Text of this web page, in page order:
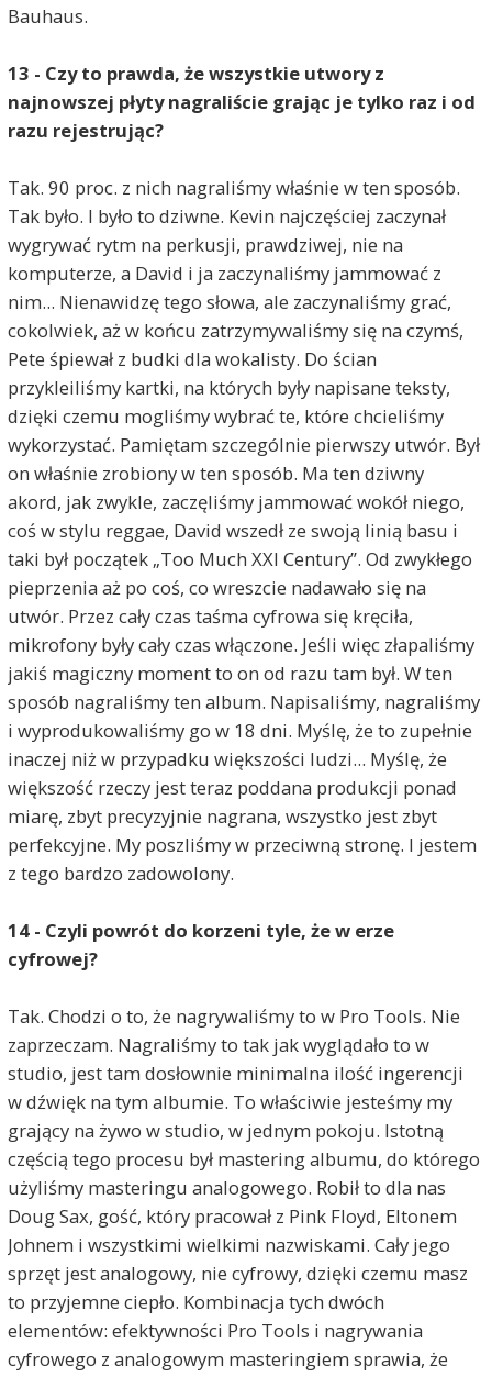
Bauhaus.
13 - Czy to prawda, że wszystkie utwory z
najnowszej płyty nagraliście grając je tylko raz i od
razu rejestrując?
Tak. 90 proc. z nich nagraliśmy właśnie w ten sposób.
Tak było. I było to dziwne. Kevin najczęściej zaczynał
wygrywać rytm na perkusji, prawdziwej, nie na
komputerze, a David i ja zaczynaliśmy jammować z
nim... Nienawidzę tego słowa, ale zaczynaliśmy grać,
cokolwiek, aż w końcu zatrzymywaliśmy się na czymś,
Pete śpiewał z budki dla wokalisty. Do ścian
przykleiliśmy kartki, na których były napisane teksty,
dzięki czemu mogliśmy wybrać te, które chcieliśmy
wykorzystać. Pamiętam szczególnie pierwszy utwór. Był
on właśnie zrobiony w ten sposób. Ma ten dziwny
akord, jak zwykle, zaczęliśmy jammować wokół niego,
coś w stylu reggae, David wszedł ze swoją linią basu i
taki był początek „Too Much XXI Century”. Od zwykłego
pieprzenia aż po coś, co wreszcie nadawało się na
utwór. Przez cały czas taśma cyfrowa się kręciła,
mikrofony były cały czas włączone. Jeśli więc złapaliśmy
jakiś magiczny moment to on od razu tam był. W ten
sposób nagraliśmy ten album. Napisaliśmy, nagraliśmy
i wyprodukowaliśmy go w 18 dni. Myślę, że to zupełnie
inaczej niż w przypadku większości ludzi... Myślę, że
większość rzeczy jest teraz poddana produkcji ponad
miarę, zbyt precyzyjnie nagrana, wszystko jest zbyt
perfekcyjne. My poszliśmy w przeciwną stronę. I jestem
z tego bardzo zadowolony.
14 - Czyli powrót do korzeni tyle, że w erze
cyfrowej?
Tak. Chodzi o to, że nagrywaliśmy to w Pro Tools. Nie
zaprzeczam. Nagraliśmy to tak jak wyglądało to w
studio, jest tam dosłownie minimalna ilość ingerencji
w dźwięk na tym albumie. To właściwie jesteśmy my
grający na żywo w studio, w jednym pokoju. Istotną
częścią tego procesu był mastering albumu, do którego
użyliśmy masteringu analogowego. Robił to dla nas
Doug Sax, gość, który pracował z Pink Floyd, Eltonem
Johnem i wszystkimi wielkimi nazwiskami. Cały jego
sprzęt jest analogowy, nie cyfrowy, dzięki czemu masz
to przyjemne ciepło. Kombinacja tych dwóch
elementów: efektywności Pro Tools i nagrywania
cyfrowego z analogowym masteringiem sprawia, że